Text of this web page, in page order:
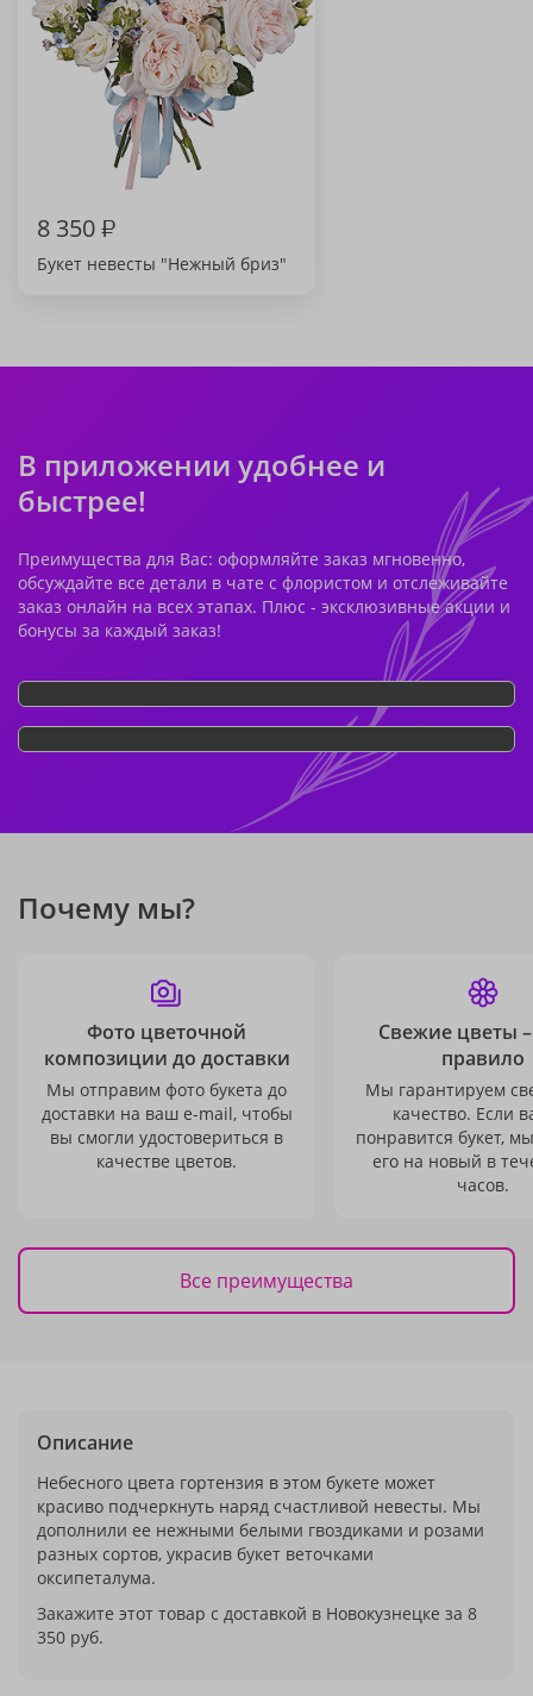
8 350₽
Букет невесты "Нежный бриз"
В приложении удобнее и
быстрее!
Преимущества для Вас: оформляйте заказ мгновенно,
обсуждайте все детали в чате с флористом и отслеживайте
заказ онлайн на всех этапах. Плюс - эксклюзивные акции и
бонусы за каждый заказ!
Почему мы?
Фото цветочной
композиции до доставки
Мы отправим фото букета до
доставки на ваш e-mail, чтобы
вы смогли удостовериться в
качестве цветов.
Свежие цветы
правило
Мы гарантируем
качество. Если
понравится букет,
его на новый в
часов.
Все преимущества
Описание
Небесного цвета гортензия в этом букете может
красиво подчеркнуть наряд счастливой невесты. Мы
дополнили ее нежными белыми гвоздиками и розами
разных сортов, украсив букет веточками
оксипеталума.
Закажите этот товар с доставкой в Новокузнецке за 8
350 руб.